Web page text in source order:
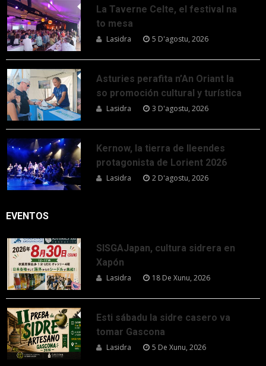
La Taverne Celte, el festival na
to mesa
Lasidra 5 D'agostu, 2026
Asturies perafita n’An Oriant la
so promoción cultural y turística
Lasidra 3 D'agostu, 2026
Kernow, la tierra de lleendes
protagonista de Lorient 2026
Lasidra 2 D'agostu, 2026
EVENTOS
SISGAJapan, cultura sidrera en
Xapón
Lasidra 18 De Xunu, 2026
Esti sábadu la sidre casero va
tomar Gascona
Lasidra 5 De Xunu, 2026